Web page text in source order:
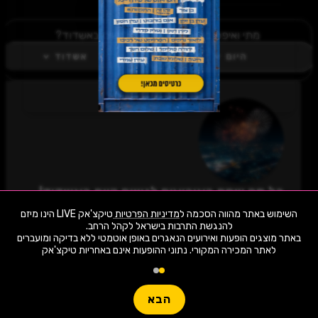
השימוש באתר מהווה הסכמה למדיניות הפרטיות
טיקצ'אק LIVE הינו מיזם
באתר מוצגים הופעות ואירועים הנאגרים באופן אוטמטי ללא בדיקה ומועברים
לאתר המכירה המקורי. נתוני ההופעות אינם באחריות טיקצ'אק
הבא
חפשו הופעה
מתי ואיפה בקטגורית אירועים לנשים באשדוד?
היום אשדוד
כל מה שחם באירועים לנשים היום באשדוד!
לחצו "עקוב" כדי לקבל עדכונים ראשונים על השקת
הופעות, כרטיסים, שוברי הנחה וחשיפה בלעדית
למתרחש באזור שלכם. הצטרפו לסצנת התרבות
באירועים לנשים היום באשדוד ותהיו חלק מהמשפחה!
שימו -💓- נתוני ההופעות המוצגים עודכנו על ידי בינה מלאכותית מאתר המכירה